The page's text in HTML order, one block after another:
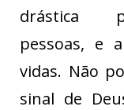
drástica
pessoas, e
vidas. Não
sinal de